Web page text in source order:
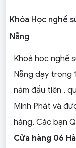
Khóa Học nghề
Nẵng
Khoá học nghề
Nẵng dạy trong
năm đầu tiên ,
Minh Phát và
hàng, Các bạn
Cửa hàng 06